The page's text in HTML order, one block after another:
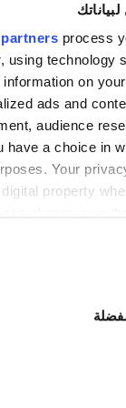
process
using technology
on
ads and
audience
have a choice in
Your
property
the
about your
by actively